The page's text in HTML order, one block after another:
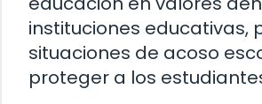
instituciones educativas,
situaciones de acoso
proteger a los